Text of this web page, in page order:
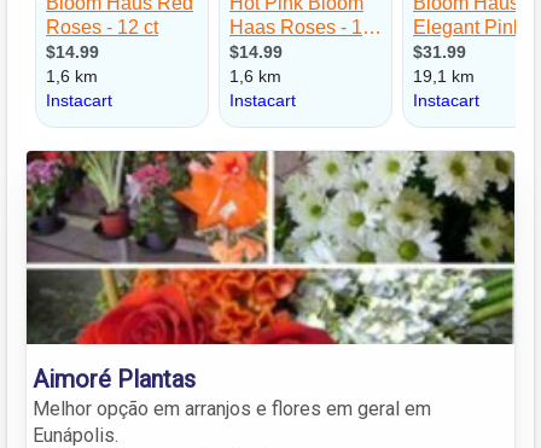
Aimoré Plantas
Melhor opção em arranjos e flores em geral em
Eunápolis.